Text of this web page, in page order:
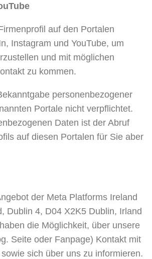
auf den Portalen
Instagram und YouTube, um
und mit möglichen
zu kommen.
personenbezogener
Portale nicht verpflichtet.
Daten ist der Abruf
auf diesen Portalen für Sie aber
der Meta Platforms Ireland
Dublin 4, D04 X2K5 Dublin, Irland
die Möglichkeit, über unsere
Seite oder Fanpage) Kontakt mit
sich über uns zu informieren.